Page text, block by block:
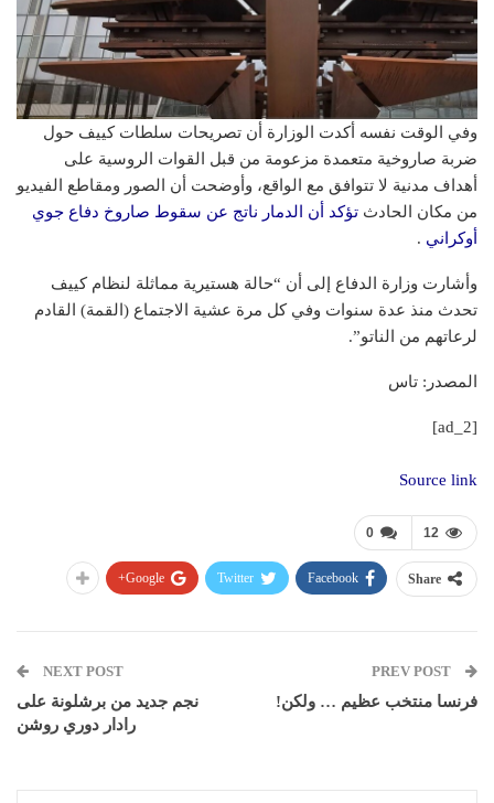
وفي الوقت نفسه أكدت الوزارة أن تصريحات سلطات كييف حول
ضربة صاروخية متعمدة مزعومة من قبل القوات الروسية على
أهداف مدنية لا تتوافق مع الواقع، وأوضحت أن الصور ومقاطع الفيديو
من مكان الحادث تؤكد أن الدمار ناتج عن سقوط صاروخ دفاع جوي
أوكراني .
وأشارت وزارة الدفاع إلى أن “حالة هستيرية مماثلة لنظام كييف
تحدث منذ عدة سنوات وفي كل مرة عشية الاجتماع (القمة) القادم
لرعاتهم من الناتو”.
المصدر: تاس
[ad_2]
Source link
0 12
Share
Facebook
Twitter
Google+
فرنسا منتخب عظيم … ولكن!
NEXT POST
نجم جديد من برشلونة على
رادار دوري روشن